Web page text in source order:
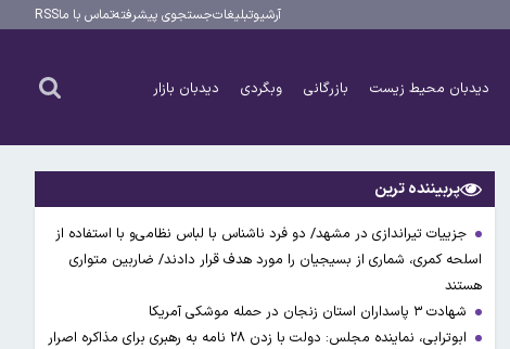
آرشیوتبلیغاتجستجوی پیشرفتهتماس با ماRSS
دیدبان محیط زیست بازرگانی وبگردی دیدبان بازار
پربیننده ترین
جزییات تیراندازی در مشهد/ دو فرد ناشناس با لباس نظامی‌و با استفاده از
اسلحه کمری، شماری از بسیجیان را مورد هدف قرار دادند/ ضاربین متواری
هستند
شهادت ۳ ‌پاسداران استان زنجان در حمله موشکی آمریکا
ابوترابی، نماینده مجلس: دولت با زدن ۲۸ نامه به رهبری برای مذاکره اصرار